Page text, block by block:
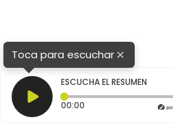
Toca para escuchar×
ESCUCHA EL RESUMEN
00:00 Tiempo